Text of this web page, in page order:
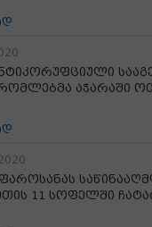
აჭარაში
11 სოფელში